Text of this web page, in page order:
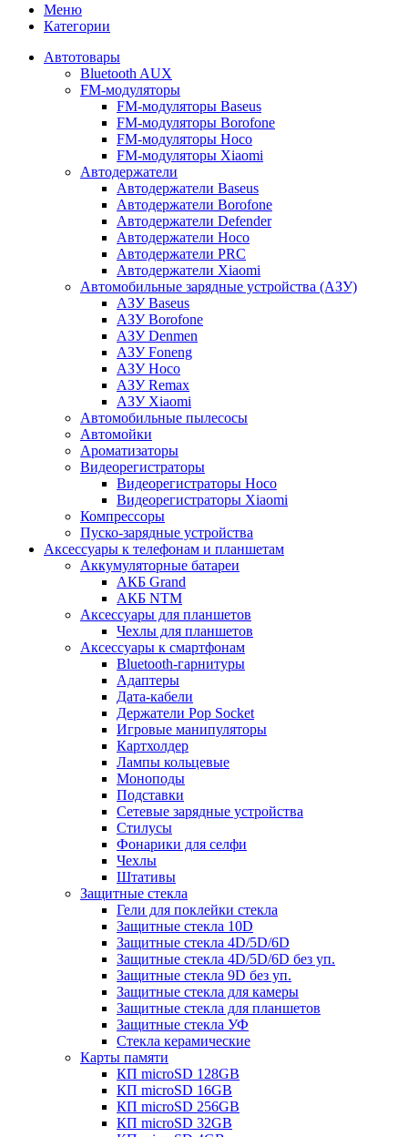
Меню
Категории
Автотовары
Bluetooth AUX
FM-модуляторы
FM-модуляторы Baseus
FM-модуляторы Borofone
FM-модуляторы Hoco
FM-модуляторы Xiaomi
Автодержатели
Автодержатели Baseus
Автодержатели Borofone
Автодержатели Defender
Автодержатели Hoco
Автодержатели PRC
Автодержатели Xiaomi
Автомобильные зарядные устройства (АЗУ)
АЗУ Baseus
АЗУ Borofone
АЗУ Denmen
АЗУ Foneng
АЗУ Hoco
АЗУ Remax
АЗУ Xiaomi
Автомобильные пылесосы
Автомойки
Ароматизаторы
Видеорегистраторы
Видеорегистраторы Hoco
Видеорегистраторы Xiaomi
Компрессоры
Пуско-зарядные устройства
Аксессуары к телефонам и планшетам
Аккумуляторные батареи
АКБ Grand
АКБ NTM
Аксессуары для планшетов
Чехлы для планшетов
Аксессуары к смартфонам
Bluetooth-гарнитуры
Адаптеры
Дата-кабели
Держатели Pop Socket
Игровые манипуляторы
Картхолдер
Лампы кольцевые
Моноподы
Подставки
Сетевые зарядные устройства
Стилусы
Фонарики для селфи
Чехлы
Штативы
Защитные стекла
Гели для поклейки стекла
Защитные стекла 10D
Защитные стекла 4D/5D/6D
Защитные стекла 4D/5D/6D без уп.
Защитные стекла 9D без уп.
Защитные стекла для камеры
Защитные стекла для планшетов
Защитные стекла УФ
Стекла керамические
Карты памяти
КП microSD 128GB
КП microSD 16GB
КП microSD 256GB
КП microSD 32GB